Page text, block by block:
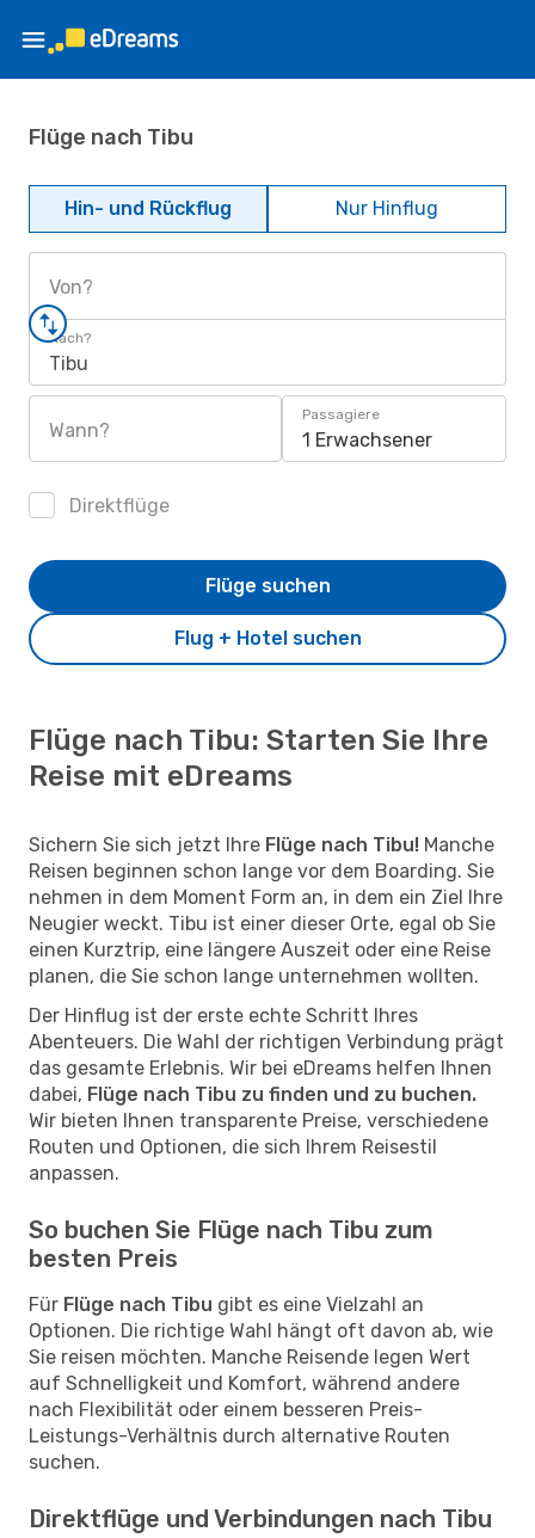
Flüge nach Tibu
Hin- und Rückflug Nur Hinflug
Von?
Nach?
Tibu
Wann?
Passagiere
1 Erwachsener
Direktflüge
Flug + Hotel suchen
Flüge suchen
Flüge nach Tibu: Starten Sie Ihre
Reise mit eDreams
Sichern Sie sich jetzt Ihre Flüge nach Tibu! Manche
Reisen beginnen schon lange vor dem Boarding. Sie
nehmen in dem Moment Form an, in dem ein Ziel Ihre
Neugier weckt. Tibu ist einer dieser Orte, egal ob Sie
einen Kurztrip, eine längere Auszeit oder eine Reise
planen, die Sie schon lange unternehmen wollten.
Der Hinflug ist der erste echte Schritt Ihres
Abenteuers. Die Wahl der richtigen Verbindung prägt
das gesamte Erlebnis. Wir bei eDreams helfen Ihnen
dabei, Flüge nach Tibu zu finden und zu buchen.
Wir bieten Ihnen transparente Preise, verschiedene
Routen und Optionen, die sich Ihrem Reisestil
anpassen.
So buchen Sie Flüge nach Tibu zum
besten Preis
Für Flüge nach Tibu gibt es eine Vielzahl an
Optionen. Die richtige Wahl hängt oft davon ab, wie
Sie reisen möchten. Manche Reisende legen Wert
auf Schnelligkeit und Komfort, während andere
nach Flexibilität oder einem besseren Preis-
Leistungs-Verhältnis durch alternative Routen
suchen.
Direktflüge und Verbindungen nach Tibu